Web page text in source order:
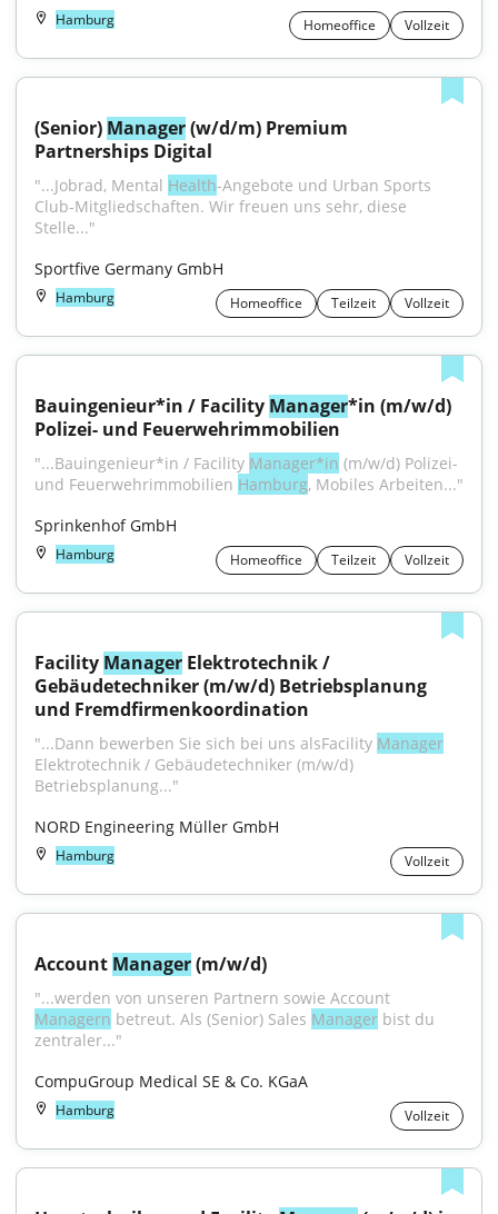
Hamburg Homeoffice Vollzeit
(Senior) Manager (w/d/m) Premium
Partnerships Digital
"...Jobrad, Mental Health-Angebote und Urban Sports
Club-Mitgliedschaften. Wir freuen uns sehr, diese
Stelle..."
Sportfive Germany GmbH
Hamburg Homeoffice Teilzeit Vollzeit
Bauingenieur*in / Facility Manager*in (m/w/d)
Polizei- und Feuerwehrimmobilien
"...Bauingenieur*in / Facility Manager*in (m/w/d) Polizei-
und Feuerwehrimmobilien Hamburg, Mobiles Arbeiten..."
Sprinkenhof GmbH
Hamburg Homeoffice Teilzeit Vollzeit
Facility Manager Elektrotechnik /
Gebäudetechniker (m/w/d) Betriebsplanung
und Fremdfirmenkoordination
"...Dann bewerben Sie sich bei uns alsFacility Manager
Elektrotechnik / Gebäudetechniker (m/w/d)
Betriebsplanung..."
NORD Engineering Müller GmbH
Hamburg Vollzeit
Account Manager (m/w/d)
Managern betreut. Als (Senior) Sales Manager bist du
zentraler..."
CompuGroup Medical SE & Co. KGaA
Hamburg Vollzeit